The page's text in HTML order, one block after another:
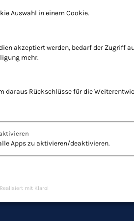
Verband
Tradition = Zukunft
Auswahl in einem Cookie.
akzeptiert werden, bedarf der Zugriff
mehr.
daraus Rückschlüsse für die
Apps zu aktivieren/deaktivieren.
Realisiert mit Klaro!